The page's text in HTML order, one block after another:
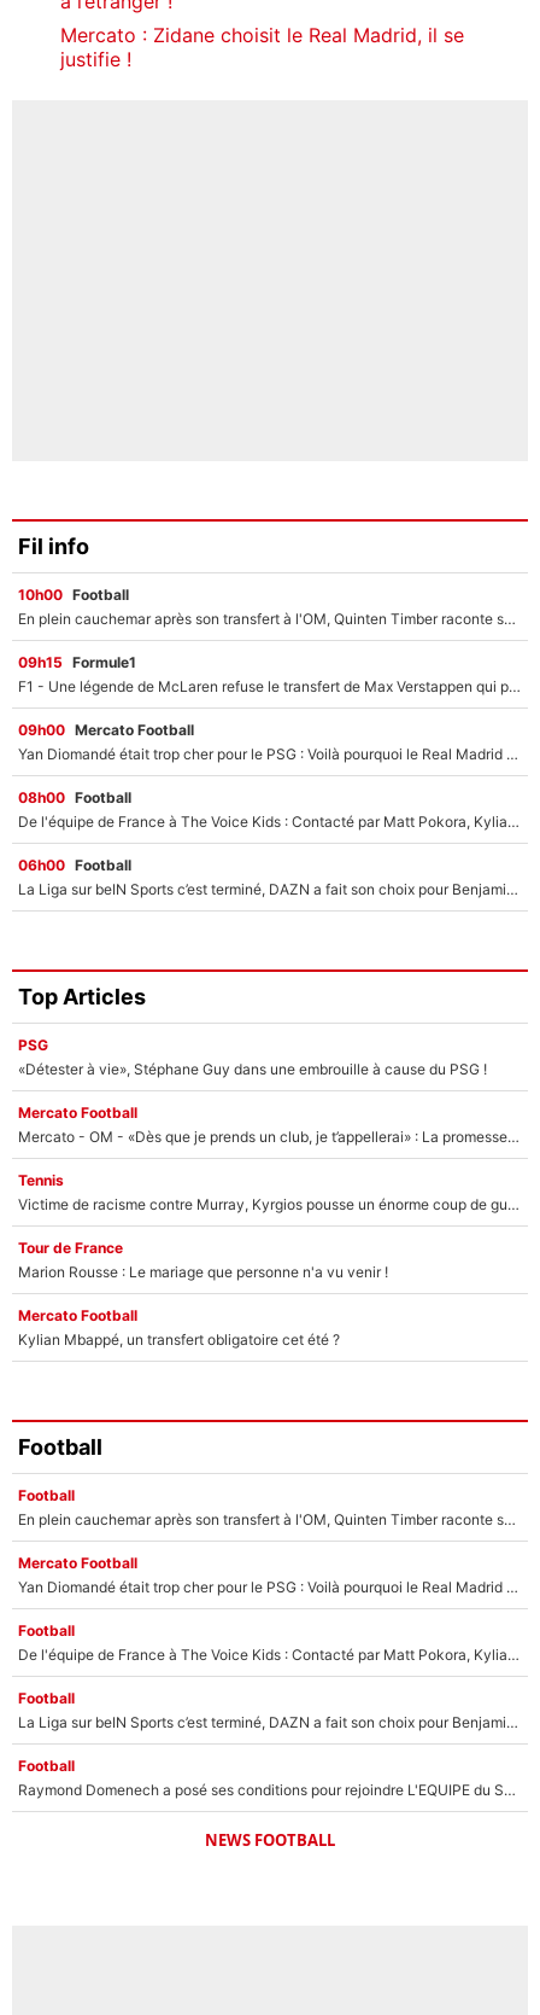
Mercato : Zidane choisit le Real Madrid, il se
justifie !
Fil info
10h00 Football
En plein cauchemar après son transfert à l'OM, Quinten Timber raconte ses doutes après sa signature à Marseille
09h15 Formule1
F1 - Une légende de McLaren refuse le transfert de Max Verstappen qui pourrait «faire des vagues» et plomber l'ambiance dans l'équipe
09h00 Mercato Football
Yan Diomandé était trop cher pour le PSG : Voilà pourquoi le Real Madrid a accepté de payer la somme record de 140M€ pour boucler son transfert !
08h00 Football
De l'équipe de France à The Voice Kids : Contacté par Matt Pokora, Kylian Mbappé a accepté de jouer un rôle inédit sur TF1 !
06h00 Football
La Liga sur beIN Sports c’est terminé, DAZN a fait son choix pour Benjamin Da Silva et Omar Da Fonseca !
Top Articles
PSG
«Détester à vie», Stéphane Guy dans une embrouille à cause du PSG !
Mercato Football
Mercato - OM - «Dès que je prends un club, je t’appellerai» : La promesse de Marcelino au moment de claquer la porte
Tennis
Victime de racisme contre Murray, Kyrgios pousse un énorme coup de gueule !
Tour de France
Marion Rousse : Le mariage que personne n'a vu venir !
Mercato Football
Kylian Mbappé, un transfert obligatoire cet été ?
Football
Football
En plein cauchemar après son transfert à l'OM, Quinten Timber raconte ses doutes après sa signature à Marseille
Mercato Football
Yan Diomandé était trop cher pour le PSG : Voilà pourquoi le Real Madrid a accepté de payer la somme record de 140M€ pour boucler son transfert !
Football
De l'équipe de France à The Voice Kids : Contacté par Matt Pokora, Kylian Mbappé a accepté de jouer un rôle inédit sur TF1 !
Football
La Liga sur beIN Sports c’est terminé, DAZN a fait son choix pour Benjamin Da Silva et Omar Da Fonseca !
Football
Raymond Domenech a posé ses conditions pour rejoindre L'EQUIPE du Soir : Il refuse de faire l'émission avec un autre chroniqueur !
NEWS FOOTBALL